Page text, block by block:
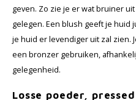
geven. Zo zie je er wat bruiner
gelegen. Een blush geeft je huid
je huid er levendiger uit zal zien.
een bronzer gebruiken,
gelegenheid.
Losse poeder,